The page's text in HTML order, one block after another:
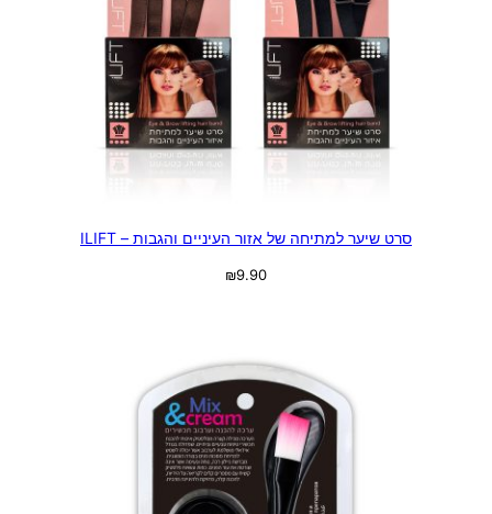
סרט שיער למתיחה של אזור העיניים והגבות – ILIFT
₪9.90